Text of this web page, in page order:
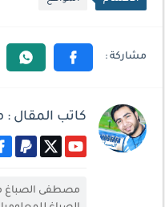
كاتب المقال
مصطفى الصباغ